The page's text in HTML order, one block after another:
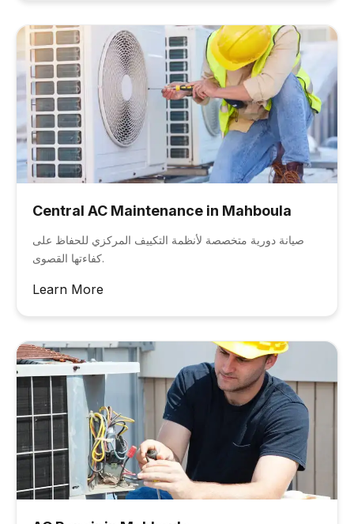
Central AC Maintenance in Mahboula
صيانة دورية متخصصة لأنظمة التكييف المركزي للحفاظ على
كفاءتها القصوى.
Learn More